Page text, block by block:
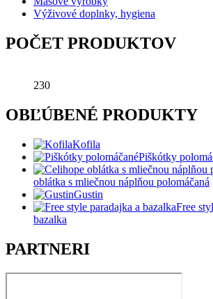
Výživové doplnky, hygiena
POČET PRODUKTOV
230
OBĽÚBENÉ PRODUKTY
Kofila
Piškótky
oblátka s mliečnou náplňou polomáčaná
Gustin
Free
bazalka
PARTNERI